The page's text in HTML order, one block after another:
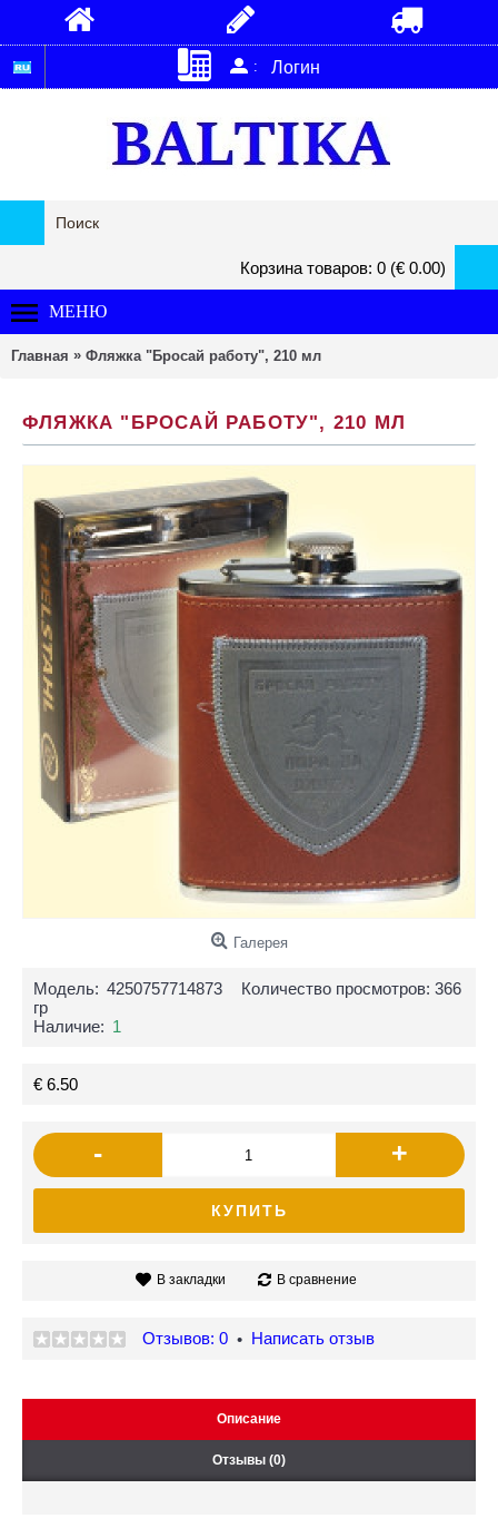
: Логин
Корзина товаров: 0 (€ 0.00)
МЕНЮ
Главная » Фляжка "Бросай работу", 210 мл
ФЛЯЖКА "БРОСАЙ РАБОТУ", 210 МЛ
Галерея
Количество просмотров: 366
Модель: 4250757714873
гр
Наличие: 1
€ 6.50
- +
КУПИТЬ
В закладки В сравнение
Отзывов: 0 • Написать отзыв
Описание
Отзывы (0)